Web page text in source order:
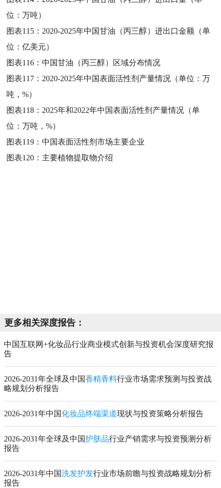
位：万吨）
图表115： 2020-2025年中国甘油（丙三醇）进出口金额（单
位：亿美元）
图表116：中国甘油（丙三醇）区域分布情况
图表117： 2020-2025年中国表面活性剂产量情况（单位：万
吨，%）
图表118： 2025年和2022年中国表面活性剂产量情况（单
位：万吨，%）
图表119：中国表面活性剂市场主要企业
图表120： 主要植物提取物介绍
更多相关深度报告：
中国互联网+化妆品行业商业模式创新与投资机会深度研究报
告
2026-2031年全球及中国香精香料行业市场需求预测与投资战
略规划分析报告
2026-2031年中国化妆品终端渠道现状与投资策略分析报告
2026-2031年全球及中国护肤品行业产销需求与投资预测分析
报告
2026-2031年中国洗发护发行业市场前瞻与投资战略规划分析
报告